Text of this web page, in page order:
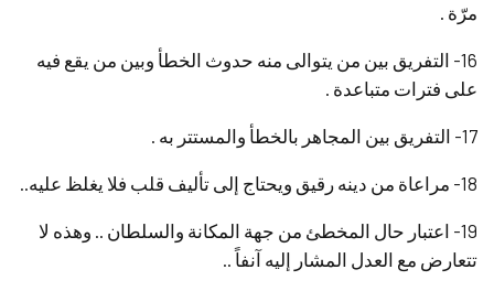
مرّة .
16- التفريق بين من يتوالى منه حدوث الخطأ وبين من يقع فيه
على فترات متباعدة .
17- التفريق بين المجاهر بالخطأ والمستتر به .
18- مراعاة من دينه رقيق ويحتاج إلى تأليف قلب فلا يغلظ عليه..
19- اعتبار حال المخطئ من جهة المكانة والسلطان .. وهذه لا
تتعارض مع العدل المشار إليه آنفاً ..